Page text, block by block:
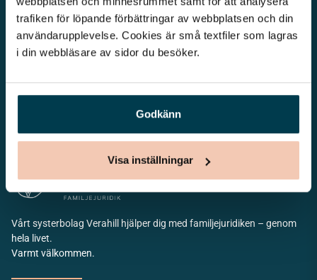
trafiken för löpande förbättringar av webbplatsen och din
användarupplevelse. Cookies är små textfiler som lagras
i din webbläsare av sidor du besöker.
Godkänn
Visa inställningar
Vår begravningsbyrå är en del av Klarahill. Klarahill består av
kunniga lokala familjeföretag som är auktoriserade inom Sveriges
begravningsbyråers förbund (SBF). Det personliga är centralt för
Kontakta oss
Vårt systerbolag Verahill hjälper dig med familjejuridiken – genom
hela livet.
Varmt välkommen.